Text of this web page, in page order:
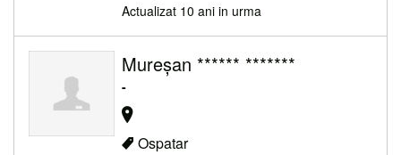
Actualizat 10 ani in urma
Mureşan ****** *******
-
Ospatar